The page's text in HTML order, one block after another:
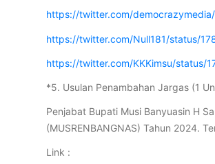
https://twitter.com/
https://twitter.com/Null181/status/
https://twitter.com/KKKimsu/status/
*5. Usulan Penambahan Jargas (1
Penjabat Bupati Musi Banyuasin H
(MUSRENBANGNAS) Tahun 2024.
Link :